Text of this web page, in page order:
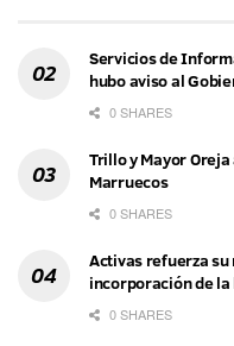
Servicios de
hubo aviso al
0 SHARES
Trillo y Mayor
Marruecos
0 SHARES
Activas refuerza
incorporación de
0 SHARES